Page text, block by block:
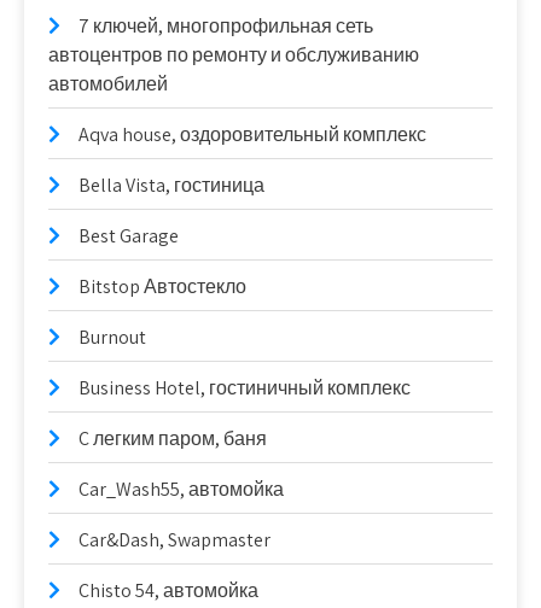
7 ключей, многопрофильная сеть
автоцентров по ремонту и обслуживанию
автомобилей
Aqva house, оздоровительный комплекс
Bella Vista, гостиница
Best Garage
Bitstop Автостекло
Burnout
Business Hotel, гостиничный комплекс
C легким паром, баня
Car_Wash55, автомойка
Car&Dash, Swapmaster
Chisto 54, автомойка